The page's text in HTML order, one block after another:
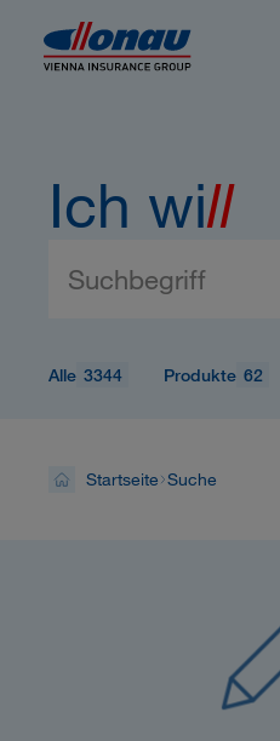
Ich will
Alle 3344 Produkte 62
Startseite Suche